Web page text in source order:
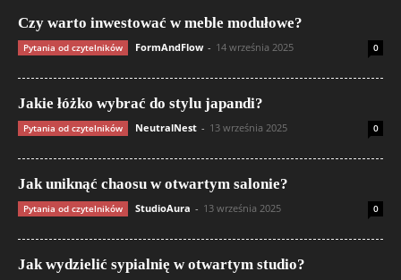
Czy warto inwestować w meble modułowe?
Pytania od czytelników FormAndFlow - 14 września 2025 0
Jakie łóżko wybrać do stylu japandi?
Pytania od czytelników NeutralNest - 13 września 2025 0
Jak uniknąć chaosu w otwartym salonie?
Pytania od czytelników StudioAura - 13 września 2025 0
Jak wydzielić sypialnię w otwartym studio?